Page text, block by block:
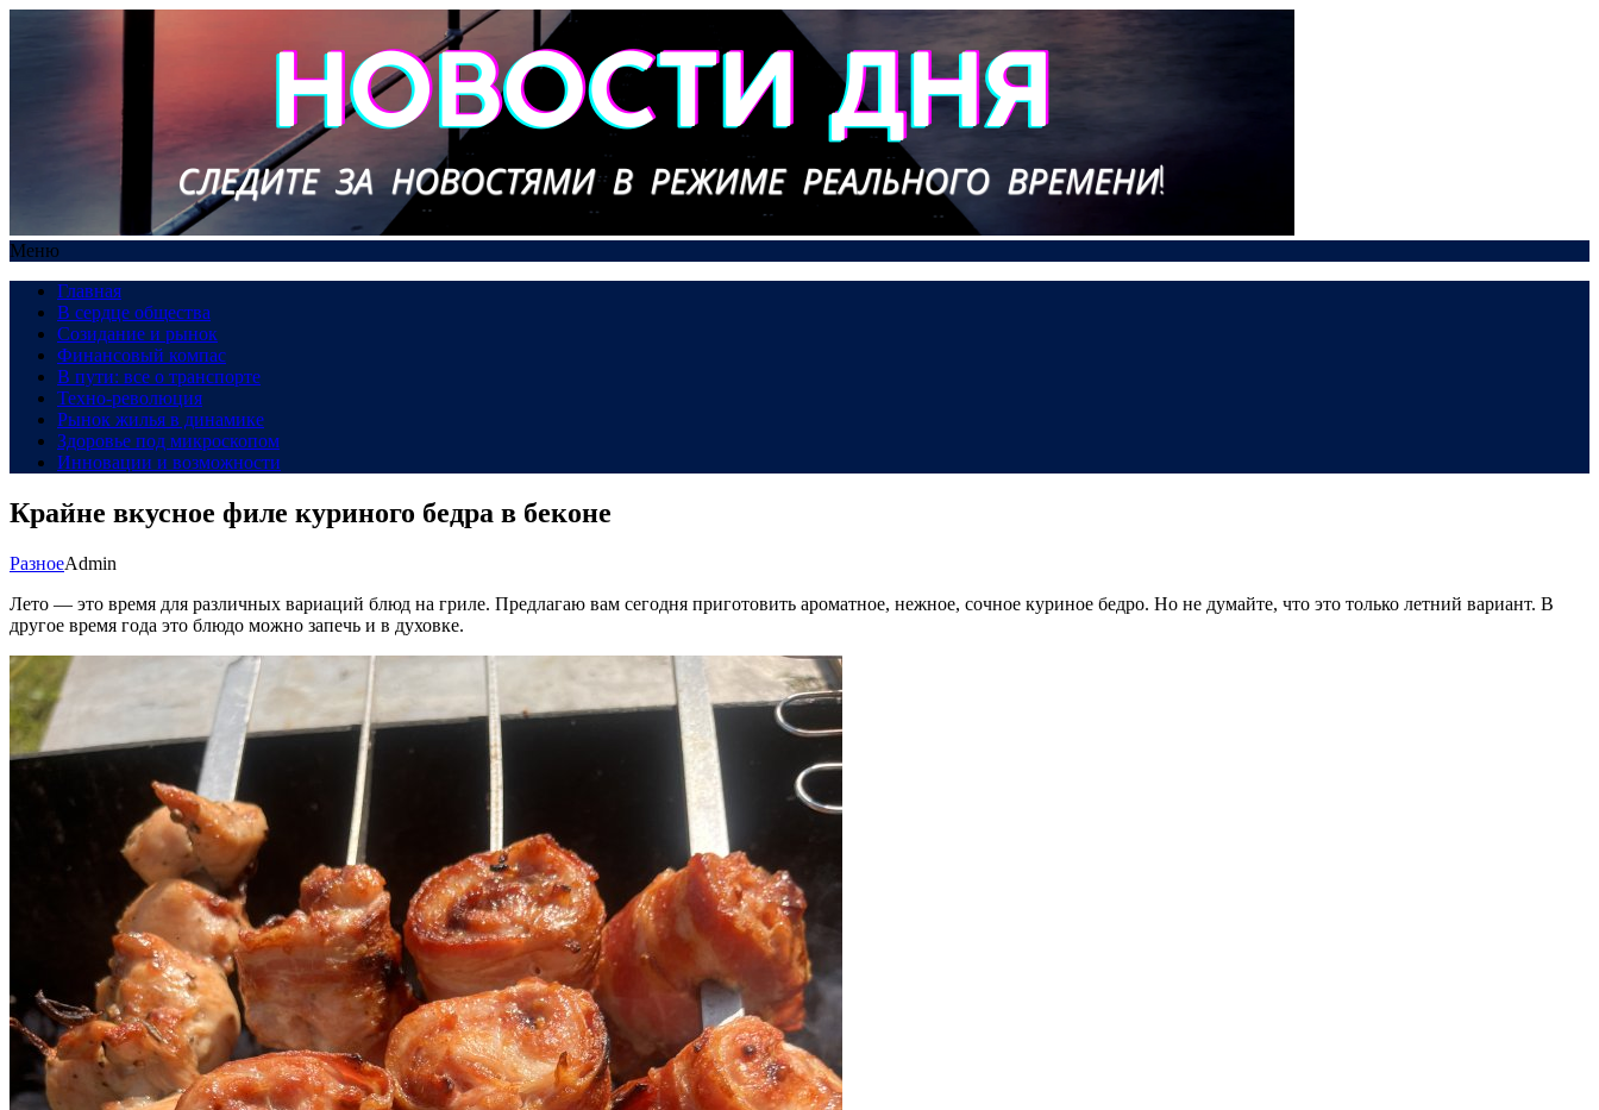
Меню
Главная
В сердце общества
Созидание и рынок
Финансовый компас
В пути: все о транспорте
Техно-революция
Рынок жилья в динамике
Здоровье под микроскопом
Инновации и возможности
Крайне вкусное филе куриного бедра в беконе
РазноеAdmin
Лето — это время для различных вариаций блюд на гриле. Предлагаю вам сегодня приготовить ароматное, нежное, сочное куриное бедро. Но не думайте, что это только летний вариант. В
другое время года это блюдо можно запечь и в духовке.